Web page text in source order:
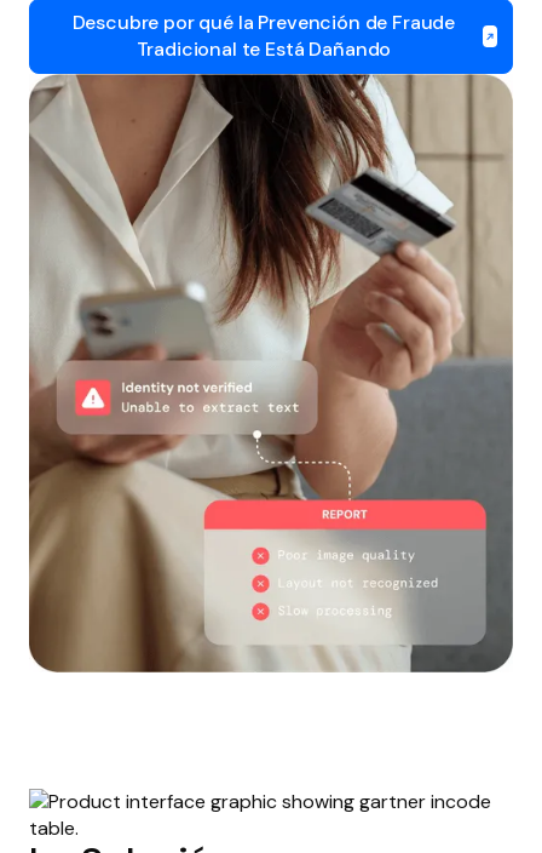
Descubre por qué la Prevención de Fraude
Tradicional te Está Dañando